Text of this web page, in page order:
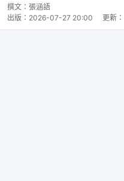
撰文： 張涵語
出版： 2026-07-27 20:00 更新：